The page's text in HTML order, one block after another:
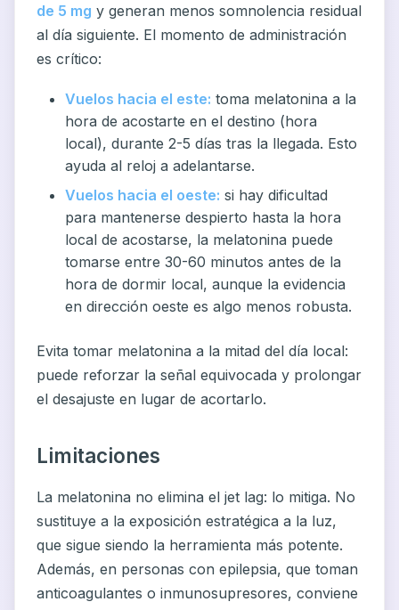
de 5 mg y generan menos somnolencia residual
al día siguiente. El momento de administración
es crítico:
Vuelos hacia el este: toma melatonina a la
hora de acostarte en el destino (hora
local), durante 2-5 días tras la llegada. Esto
ayuda al reloj a adelantarse.
Vuelos hacia el oeste: si hay dificultad
para mantenerse despierto hasta la hora
local de acostarse, la melatonina puede
tomarse entre 30-60 minutos antes de la
hora de dormir local, aunque la evidencia
en dirección oeste es algo menos robusta.
Evita tomar melatonina a la mitad del día local:
puede reforzar la señal equivocada y prolongar
el desajuste en lugar de acortarlo.
Limitaciones
La melatonina no elimina el jet lag: lo mitiga. No
sustituye a la exposición estratégica a la luz,
que sigue siendo la herramienta más potente.
Además, en personas con epilepsia, que toman
anticoagulantes o inmunosupresores, conviene